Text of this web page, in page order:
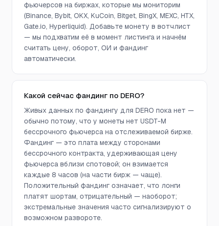
фьючерсов на биржах, которые мы мониторим
(Binance, Bybit, OKX, KuCoin, Bitget, BingX, MEXC, HTX,
Gate.io, Hyperliquid). Добавьте монету в вотчлист
— мы подхватим её в момент листинга и начнём
считать цену, оборот, ОИ и фандинг
автоматически.
Какой сейчас фандинг по DERO?
Живых данных по фандингу для DERO пока нет —
обычно потому, что у монеты нет USDT-M
бессрочного фьючерса на отслеживаемой бирже.
Фандинг — это плата между сторонами
бессрочного контракта, удерживающая цену
фьючерса вблизи спотовой; он взимается
каждые 8 часов (на части бирж — чаще).
Положительный фандинг означает, что лонги
платят шортам, отрицательный — наоборот;
экстремальные значения часто сигнализируют о
возможном развороте.